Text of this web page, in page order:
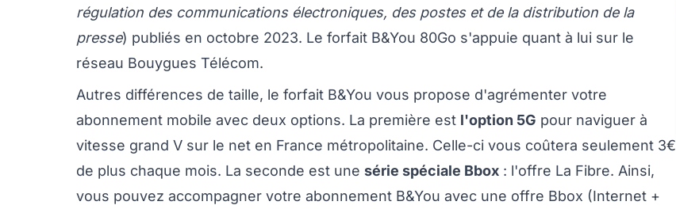
régulation des communications électroniques, des postes et de la distribution de la
presse) publiés en octobre 2023. Le forfait B&You 80Go s'appuie quant à lui sur le
réseau Bouygues Télécom.
Autres différences de taille, le forfait B&You vous propose d'agrémenter votre
abonnement mobile avec deux options. La première est l'option 5G pour naviguer à
vitesse grand V sur le net en France métropolitaine. Celle-ci vous coûtera seulement 3€
de plus chaque mois. La seconde est une série spéciale Bbox : l'offre La Fibre. Ainsi,
vous pouvez accompagner votre abonnement B&You avec une offre Bbox (Internet +